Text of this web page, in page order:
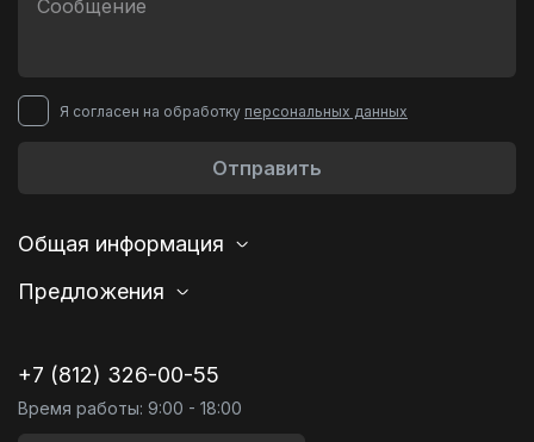
Я согласен на обработку персональных данных
Отправить
Общая информация
Предложения
+7 (812) 326-00-55
Время работы: 9:00 - 18:00